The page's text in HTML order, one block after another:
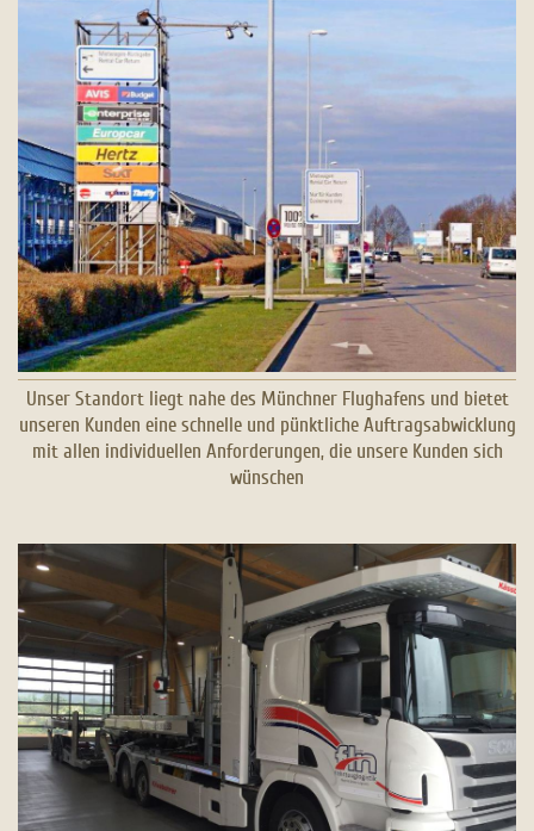
Unser Standort liegt nahe des Münchner Flughafens und bietet
unseren Kunden eine schnelle und pünktliche Auftragsabwicklung
mit allen individuellen Anforderungen, die unsere Kunden sich
wünschen